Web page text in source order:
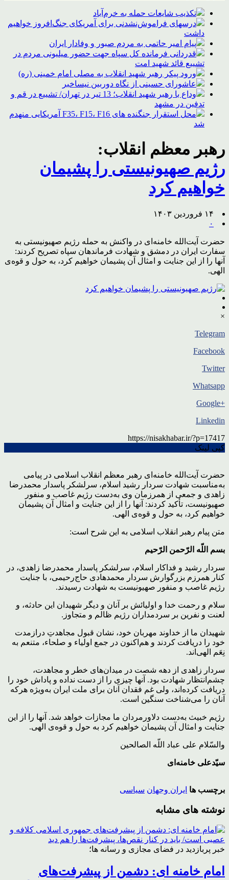
تکذیب شایعات حمله به خرم‌آباد
درسهای فراموش‌نشدنی برای آمریکای جنگ‌افروز خواهیم
داشت
پیام امیر حاتمی به مردم صبور و وفادار ایران
قدردانی فرمانده کل سپاه جهت حضور میلیونی مردم در
تشییع قائد شهید امت
ورود پیکر رهبر شهید انقلاب به مصلی امام خمینی (ره)
عاشورای حسینی از نگاه دوربین نیساخبر
وداع با رهبر شهید انقلاب؛ 13 تیر در تهران/ تشییع در قم و
تدفین در مشهد
محل استقرار جنگنده های F35، F15، F16 آمریکایی منهدم
شد
رهبر معظم انقلاب:
رژیم صهیونیستی را پشیمان
خواهیم کرد
۱۴ فروردین ۱۴۰۳
۰
حضرت آیت‌الله خامنه‌ای در واکنش به حمله رژیم صهیونیستی به
سفارت ایران در دمشق و شهادت فرماندهان سپاه تصریح کردند:
آنها را از این جنایت و امثال آن پشیمان خواهیم کرد، به حول و قوه‌ی
الهی.
×
Telegram
Facebook
Twitter
Whatsapp
+Google
Linkedin
https://nisakhabar.ir/?p=17417
کپی لینک
حضرت آیت‌الله خامنه‌ای رهبر معظم انقلاب اسلامی در پیامی
به‌مناسبت شهادت سردار رشید اسلام، سرلشکر پاسدار محمدرضا
زاهدی و جمعی از همرزمان وی به‌دست رژیم غاصب و منفور
صهیونیست، تأکید کردند: آنها را از این جنایت و امثال آن پشیمان
خواهیم کرد، به حول و قوه‌ی الهی.
متن پیام رهبر انقلاب اسلامی به این شرح است:
بسم اللّه الرّحمن الرّحیم
سردار رشید و فداکار اسلام، سرلشکر پاسدار محمدرضا زاهدی، در
کنار همرزم بزرگوارش سردار محمدهادی حاج‌رحیمی، با جنایت
رژیم غاصب و منفور صهیونیست به شهادت رسیدند.
سلام و رحمت خدا و اولیائش بر آنان و دیگر شهیدان این حادثه، و
لعنت و نفرین بر سردمداران رژیم ظالم و متجاوز.
شهیدان ما از خداوند مهربان خود، نشان قبول مجاهدتِ درازمدت
خود را دریافت کردند و هم‌اکنون در جمع اولیاء و صلحاء، متنعم به
نِعَم الهی‌اند.
سردار زاهدی از دهه شصت در میدان‌های خطر و مجاهدت،
چشم‌انتظار شهادت بود. آنها چیزی را از دست نداده و پاداش خود را
دریافت کرده‌اند، ولی غم فقدان آنان برای ملت ایران به‌ویژه هرکه
آنان را می‌شناخت سنگین است.
رژیم خبیث به‌دست دلاورمردان ما مجازات خواهد شد. آنها را از این
جنایت و امثال آن پشیمان خواهیم کرد به حول و قوه‌ی الهی.
والسّلام علی عباد اللّه الصالحین
سیّدعلی خامنه‌ای
برچسب ها ایران وجهان سیاسی
نوشته های مشابه
خبر پربازدید در فضای مجازی و رسانه ها؛
امام خامنه ای: دشمن از پیشرفت‌های